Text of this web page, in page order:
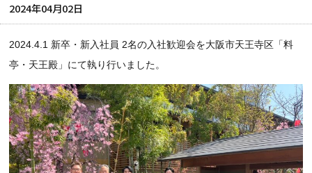
2024年04月02日
2024.4.1 新卒・新入社員 2名の入社歓迎会を大阪市天王寺区「料
亭・天王殿」にて執り行いました。